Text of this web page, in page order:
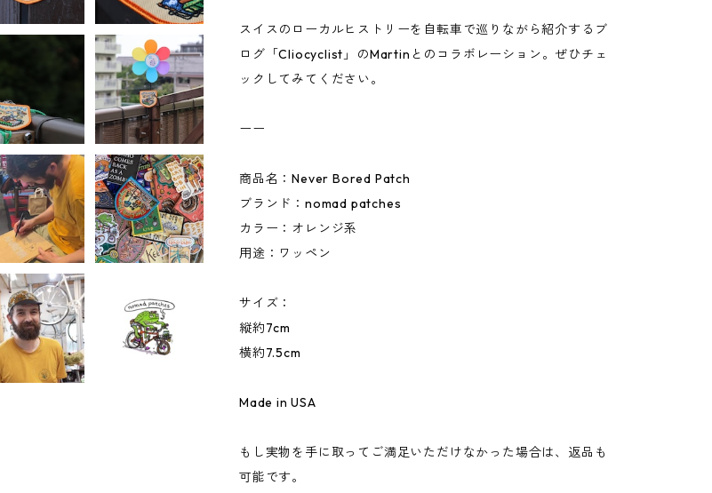
スイスのローカルヒストリーを自転車で巡りながら紹介するブ
ログ「Cliocyclist」のMartinとのコラボレーション。ぜひチェ
ックしてみてください。
ーー
商品名：Never Bored Patch
ブランド：nomad patches
カラー：オレンジ系
用途：ワッペン
サイズ：
縦約7cm
横約7.5cm
Made in USA
もし実物を手に取ってご満足いただけなかった場合は、返品も
可能です。